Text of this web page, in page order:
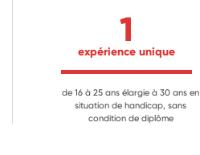
1
expérience unique
de 16 à 25 ans élargie à 30 ans en
situation de handicap, sans
condition de diplôme